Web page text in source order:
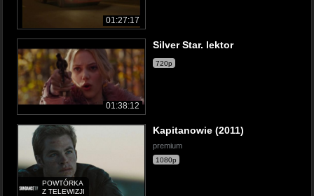
01:27:17
01:38:12
Silver Star. lektor
720p
POWTÓRKA
Z TELEWIZJI
Kapitanowie (2011)
premium
1080p